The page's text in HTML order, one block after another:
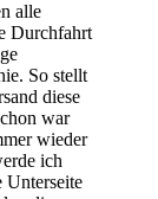
alle
Durchfahrt
So stellt
diese
war
wieder
ich
Unterseite